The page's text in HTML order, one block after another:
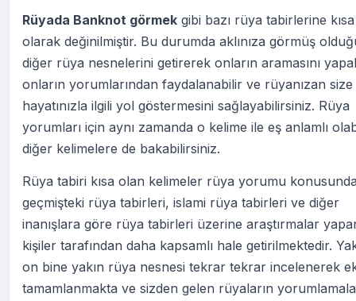
Rüyada Banknot görmek gibi bazı rüya tabirlerine kısa
olarak değinilmiştir. Bu durumda aklınıza görmüş
diğer rüya nesnelerini getirerek onların aramasını
onların yorumlarından faydalanabilir ve rüyanızan size
hayatınızla ilgili yol göstermesini sağlayabilirsiniz. Rüya
yorumları için aynı zamanda o kelime ile eş anlamlı
diğer kelimelere de bakabilirsiniz.
Rüya tabiri kısa olan kelimeler rüya yorumu
geçmişteki rüya tabirleri, islami rüya tabirleri ve diğer
inanışlara göre rüya tabirleri üzerine araştırmalar
kişiler tarafından daha kapsamlı hale getirilmektedir.
on bine yakın rüya nesnesi tekrar tekrar incelenerek
tamamlanmakta ve sizden gelen rüyaların